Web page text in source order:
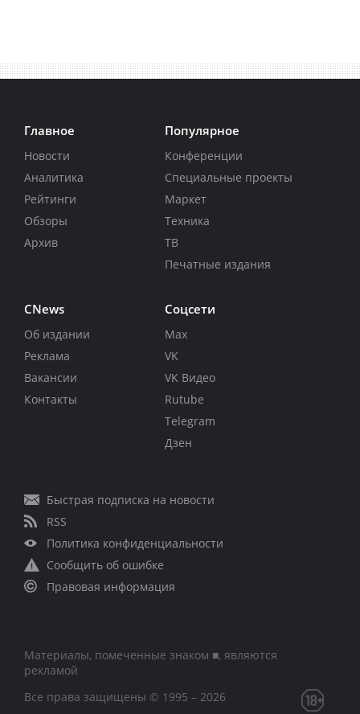
Главное
Новости
Аналитика
Рейтинги
Обзоры
Архив
Популярное
Конференции
Специальные проекты
Маркет
Техника
ТВ
Печатные издания
CNews
Об издании
Реклама
Вакансии
Контакты
Соцсети
Max
VK
VK Видео
Rutube
Telegram
Дзен
Быстрая подписка на новости
RSS
Политика конфиденциальности
Сообщить об ошибке
Правовая информация
Материалы, помеченные знаком ■, являются
рекламой
Все права защищены © 1995 – 2026